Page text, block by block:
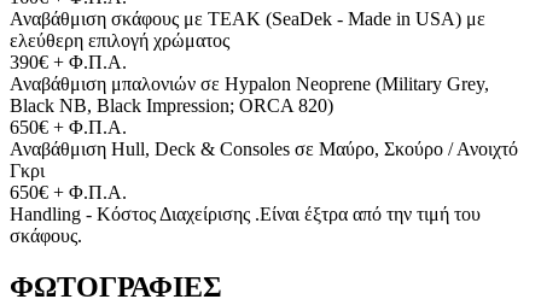
Αναβάθμιση σκάφους με TEAK (SeaDek - Made in USA) με
ελεύθερη επιλογή χρώματος
390€ + Φ.Π.Α.
Αναβάθμιση μπαλονιών σε Hypalon Neoprene (Military Grey,
Black NB, Black Impression; ORCA 820)
650€ + Φ.Π.Α.
Αναβάθμιση Hull, Deck & Consoles σε Μαύρο, Σκούρο / Ανοιχτό
Γκρι
650€ + Φ.Π.Α.
Handling - Κόστος Διαχείρισης .Είναι έξτρα από την τιμή του
σκάφους.
ΦΩΤΟΓΡΑΦΙΕΣ